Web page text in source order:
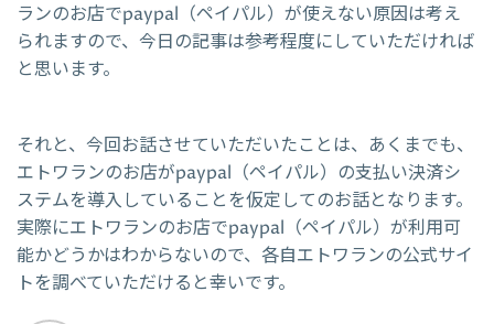
ランのお店でpaypal（ペイパル）が使えない原因は考え
られますので、今日の記事は参考程度にしていただければ
と思います。
それと、今回お話させていただいたことは、あくまでも、
エトワランのお店がpaypal（ペイパル）の支払い決済シ
ステムを導入していることを仮定してのお話となります。
実際にエトワランのお店でpaypal（ペイパル）が利用可
能かどうかはわからないので、各自エトワランの公式サイ
トを調べていただけると幸いです。